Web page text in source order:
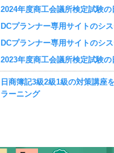
2024年度商工会議所検定試験の
DCプランナー専用サイトのシ
DCプランナー専用サイトのシ
2023年度商工会議所検定試験の
日商簿記3級2級1級の対策講座
ラーニング